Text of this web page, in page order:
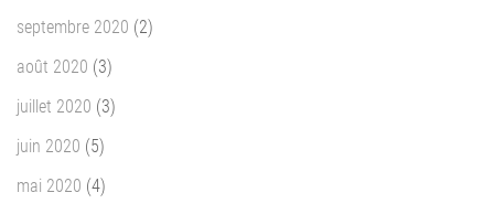
septembre 2020 (2)
août 2020 (3)
juillet 2020 (3)
juin 2020 (5)
mai 2020 (4)